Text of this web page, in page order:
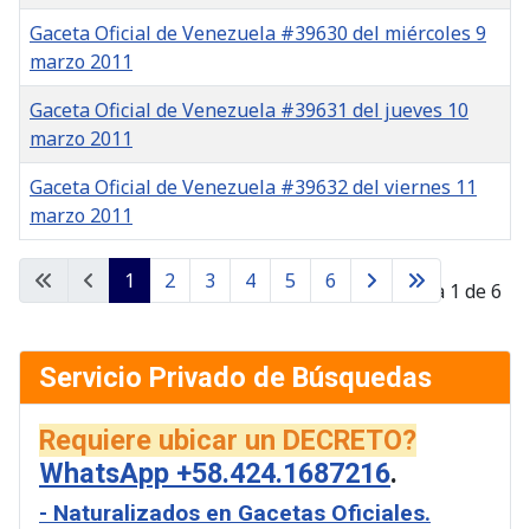
Gacetas
Gaceta Oficial de Venezuela #39630 del miércoles 9
marzo 2011
Gaceta Oficial de Venezuela #39631 del jueves 10
marzo 2011
Gaceta Oficial de Venezuela #39632 del viernes 11
marzo 2011
Página 1 de 6
1 2 3 4 5 6
Servicio Privado de Búsquedas
Requiere ubicar un DECRETO?
WhatsApp +58.424.1687216.
- Naturalizados en Gacetas Oficiales.